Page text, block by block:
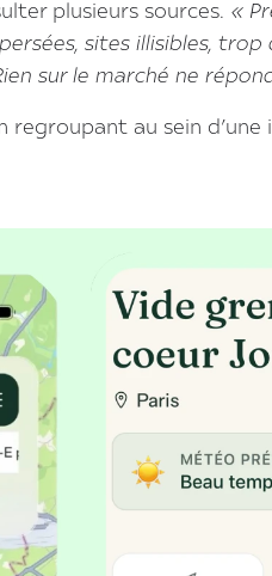
plusieurs sources. «
sites illisibles, trop
sur le marché ne
au sein